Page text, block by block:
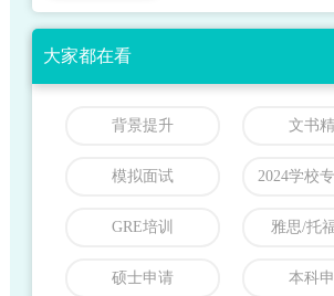
大家都在看
背景提升 文书
模拟面试 2024学校
GRE培训 雅思/托
硕士申请 本科